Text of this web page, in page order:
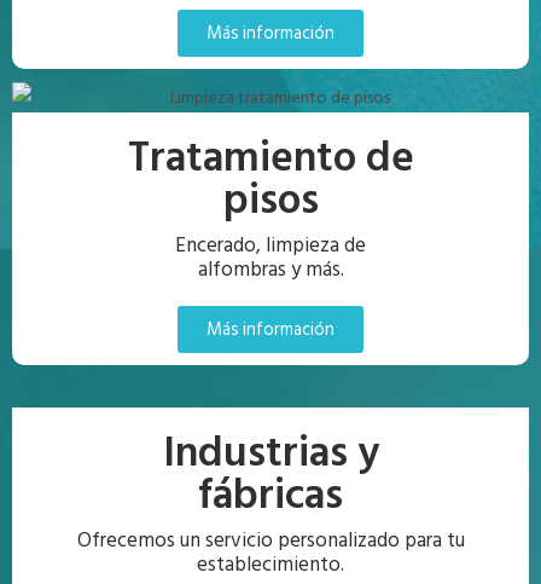
Más información
Tratamiento de
pisos
Encerado, limpieza de
alfombras y más.
Más información
Industrias y
fábricas
Ofrecemos un servicio personalizado para tu
establecimiento.